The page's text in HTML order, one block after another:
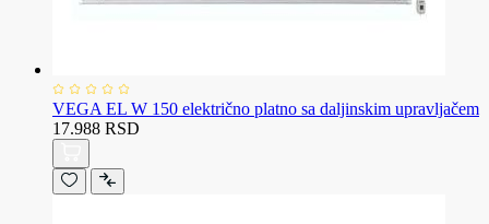
VEGA EL W 150 električno platno sa daljinskim upravljačem
17.988 RSD